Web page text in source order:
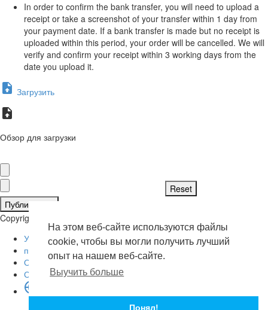
На этом веб-сайте используются файлы
cookie, чтобы вы могли получить лучший
опыт на нашем веб-сайте.
Выучить больше
Понял!
In order to confirm the bank transfer, you will need to upload a
receipt or take a screenshot of your transfer within 1 day from
your payment date. If a bank transfer is made but no receipt is
uploaded within this period, your order will be cancelled. We will
verify and confirm your receipt within 3 working days from the
date you upload it.
Загрузить
Обзор для загрузки
Публиковать
Copyright © 2026 . Все права защищены.
Условия эксплуатации
политика конфиденциальности
О нас
Свяжитесь с нами